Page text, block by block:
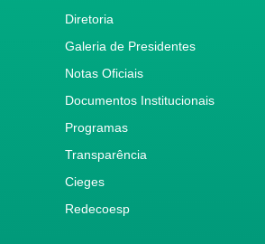
Diretoria
Galeria de Presidentes
Notas Oficiais
Documentos Institucionais
Programas
Transparência
Cieges
Redecoesp